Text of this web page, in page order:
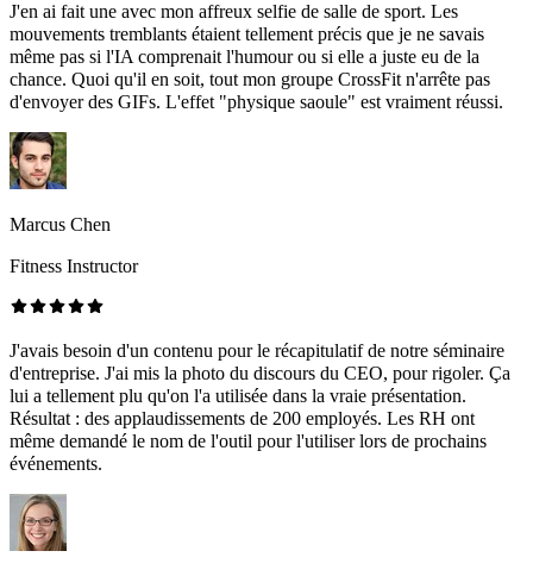
J'en ai fait une avec mon affreux selfie de salle de sport. Les
mouvements tremblants étaient tellement précis que je ne savais
même pas si l'IA comprenait l'humour ou si elle a juste eu de la
chance. Quoi qu'il en soit, tout mon groupe CrossFit n'arrête pas
d'envoyer des GIFs. L'effet "physique saoule" est vraiment réussi.
Marcus Chen
Fitness Instructor
J'avais besoin d'un contenu pour le récapitulatif de notre séminaire
d'entreprise. J'ai mis la photo du discours du CEO, pour rigoler. Ça
lui a tellement plu qu'on l'a utilisée dans la vraie présentation.
Résultat : des applaudissements de 200 employés. Les RH ont
même demandé le nom de l'outil pour l'utiliser lors de prochains
événements.